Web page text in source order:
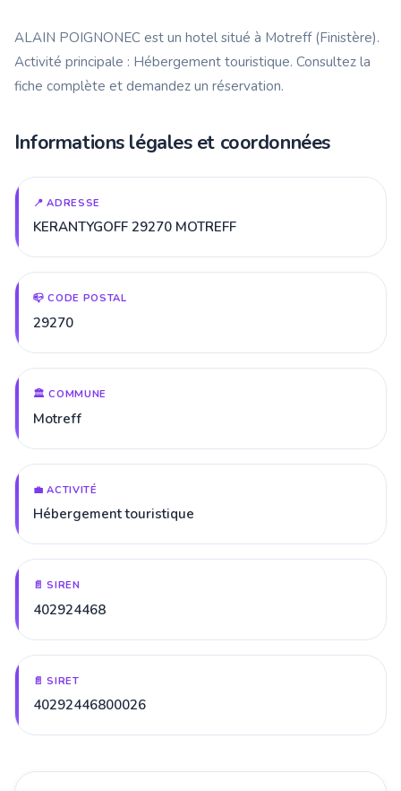
ALAIN POIGNONEC est un hotel situé à Motreff (Finistère).
Activité principale : Hébergement touristique. Consultez la
fiche complète et demandez un réservation.
Informations légales et coordonnées
📍 ADRESSE
KERANTYGOFF 29270 MOTREFF
📪 CODE POSTAL
29270
🏛️ COMMUNE
Motreff
💼 ACTIVITÉ
Hébergement touristique
📄 SIREN
402924468
📄 SIRET
40292446800026